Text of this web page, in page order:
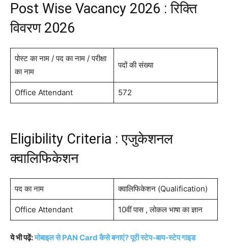
Post Wise Vacancy 2026 : रिक्ति
विवरण 2026
पोस्ट का नाम / पद का नाम / परीक्षा
का नाम
पदों की संख्या
Office Attendant 572
Eligibility Criteria : एजुकेशनल
क्वालिफिकेशन
पद का नाम क्वालिफिकेशन (Qualification)
Office Attendant 10वीं पास , लोकल भाषा का ज्ञान
ये भी पढ़ें:मोबाइल से PAN Card कैसे बनाएं? पूरी स्टेप-बाय-स्टेप गाइड